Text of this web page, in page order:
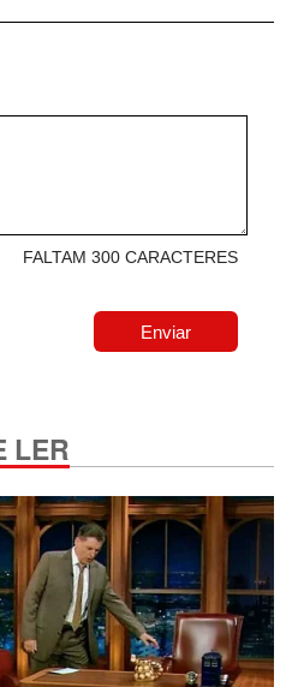
FALTAM 300 CARACTERES